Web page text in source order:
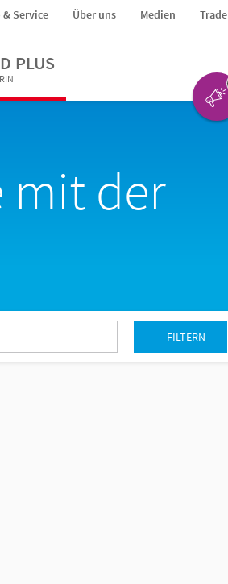
Service Über uns Medien Trade
PLUS
mit der
FILTERN